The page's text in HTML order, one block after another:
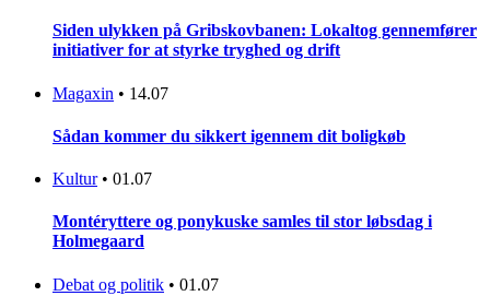
Siden ulykken på Gribskovbanen: Lokaltog gennemfører
initiativer for at styrke tryghed og drift
Magaxin • 14.07
Sådan kommer du sikkert igennem dit boligkøb
Kultur • 01.07
Montéryttere og ponykuske samles til stor løbsdag i
Holmegaard
Debat og politik • 01.07